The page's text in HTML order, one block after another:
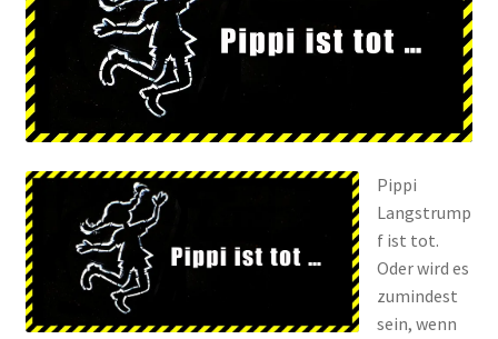
Peps Gedanken
Talks & Tratsch
Alle Beiträge:
Pippi
Langstrump
f ist tot.
Oder wird es
zumindest
sein, wenn